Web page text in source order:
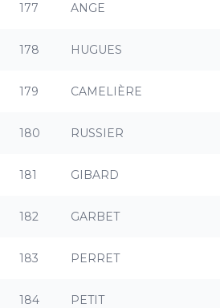
177 ANGE
178 HUGUES
179 CAMELIÈRE
180 RUSSIER
181 GIBARD
182 GARBET
183 PERRET
184 PETIT